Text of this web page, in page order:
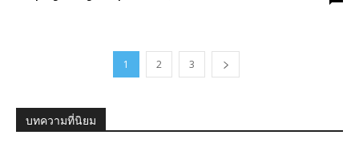
1 2 3
บทความที่นิยม